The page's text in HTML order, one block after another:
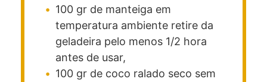
100 gr de manteiga em
temperatura ambiente retire da
geladeira pelo menos 1/2 hora
antes de usar,
100 gr de coco ralado seco sem